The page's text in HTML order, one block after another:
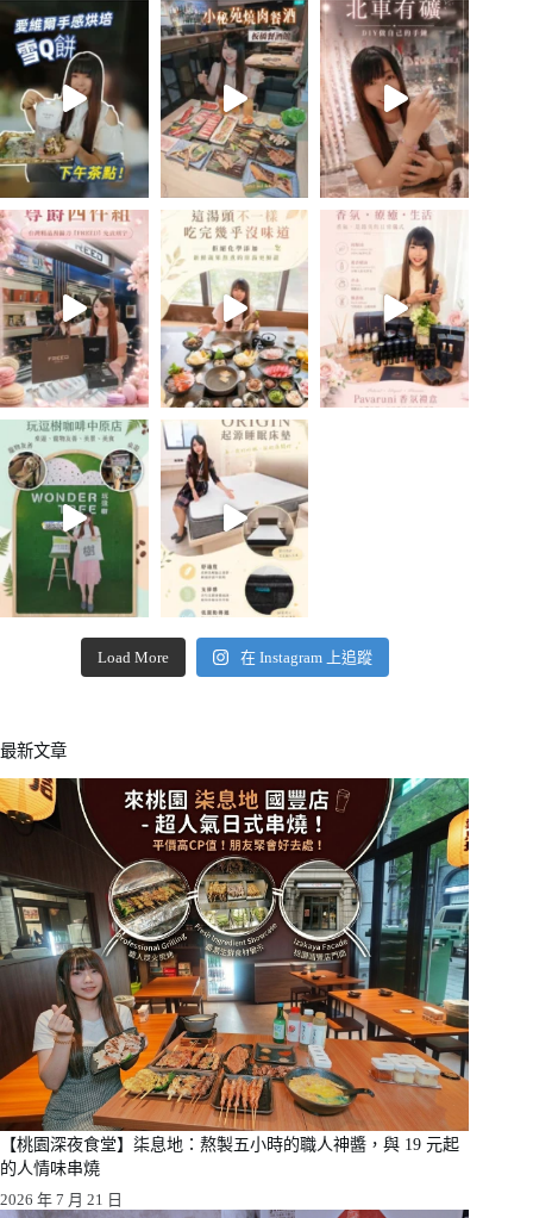
Load More 在 Instagram 上追蹤
最新文章
【桃園深夜食堂】柒息地：熬製五小時的職人神醬，與 19 元起
的人情味串燒
2026 年 7 月 21 日